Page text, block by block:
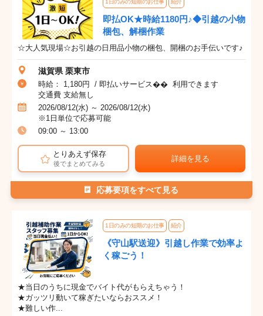
1日のみの短期のお仕事 紹介
即払OK★時給1180円♪◆引越の小物
梱包、解梱作業
☆大人気現場☆お引越の日用品小物の梱包、開梱のお手伝いです♪
滋賀県 栗東市
時給： 1,180円 / 即払いサービス�� 利用できます
交通費 支給無し
2026/08/12(水) ～ 2026/08/12(水)
※1日単位で応募可能
09:00 ～ 13:00
とりあえず保存
後でまとめてみる
詳細を見る
応募要項をすべて見る
1日のみの短期のお仕事 紹介
《守山駅送迎》引越し作業で効率よ
く稼ごう！
★当日のうちに現金でバイト代がもらえちゃう！
★ガッツリ動いて稼ぎたいならおススメ！
★難しい作...